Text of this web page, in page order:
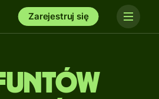
Zarejestruj się